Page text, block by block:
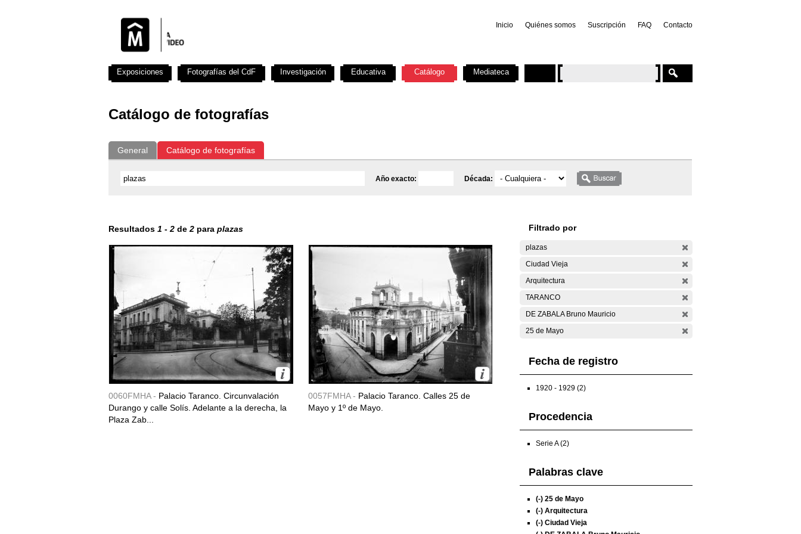
Inicio Quiénes somos Suscripción FAQ Contacto
Catálogo de fotografías
General Catálogo de fotografías
Año exacto: Década:
Resultados 1 - 2 de 2 para plazas
0060FMHA - Palacio Taranco. Circunvalación
Durango y calle Solís. Adelante a la derecha, la
Plaza Zab...
0057FMHA - Palacio Taranco. Calles 25 de
Mayo y 1º de Mayo.
Filtrado por
plazas
Ciudad Vieja
Arquitectura
TARANCO
DE ZABALA Bruno Mauricio
25 de Mayo
Fecha de registro
1920 - 1929 (2)
Procedencia
Serie A (2)
Palabras clave
(-) 25 de Mayo
(-) Arquitectura
(-) Ciudad Vieja
Exposiciones Fotografías del CdF Investigación Educativa Catálogo Mediateca